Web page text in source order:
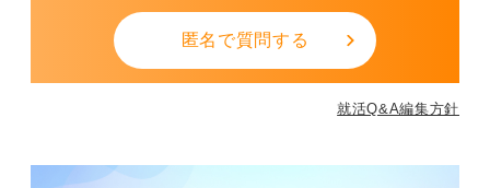
匿名で質問する
就活Q&A編集方針